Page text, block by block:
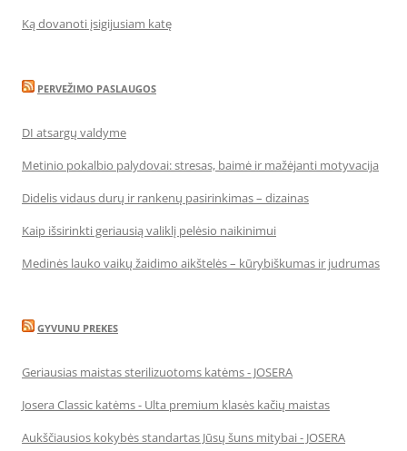
Ką dovanoti įsigijusiam katę
PERVEŽIMO PASLAUGOS
DI atsargų valdyme
Metinio pokalbio palydovai: stresas, baimė ir mažėjanti motyvacija
Didelis vidaus durų ir rankenų pasirinkimas – dizainas
Kaip išsirinkti geriausią valiklį pelėsio naikinimui
Medinės lauko vaikų žaidimo aikštelės – kūrybiškumas ir judrumas
GYVUNU PREKES
Geriausias maistas sterilizuotoms katėms - JOSERA
Josera Classic katėms - Ulta premium klasės kačių maistas
Aukščiausios kokybės standartas Jūsų šuns mitybai - JOSERA